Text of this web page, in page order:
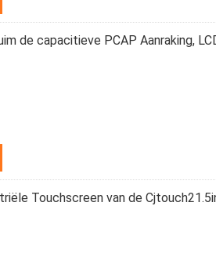
de capacitieve PCAP Aanraking,
Touchscreen van de